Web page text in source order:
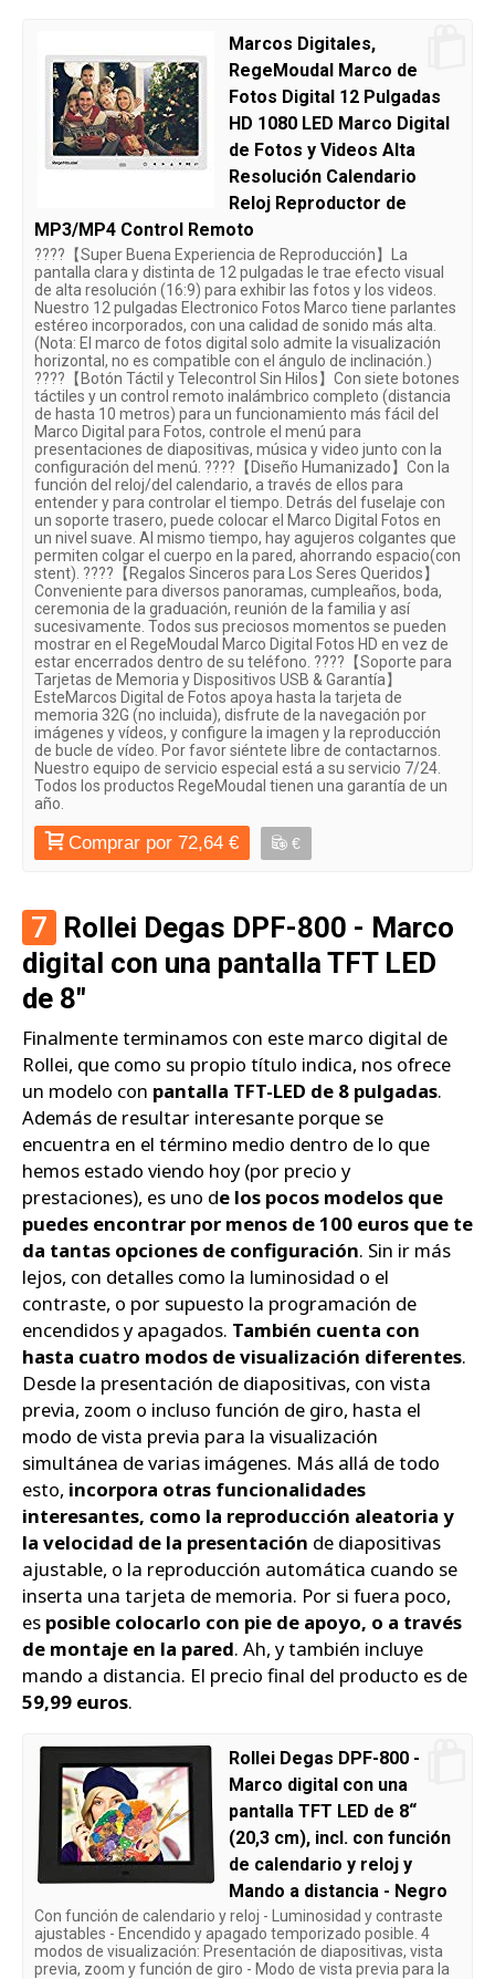
Marcos Digitales,
RegeMoudal Marco de
Fotos Digital 12 Pulgadas
HD 1080 LED Marco Digital
de Fotos y Videos Alta
Resolución Calendario
Reloj Reproductor de
MP3/MP4 Control Remoto
????【Super Buena Experiencia de Reproducción】La
pantalla clara y distinta de 12 pulgadas le trae efecto visual
de alta resolución (16:9) para exhibir las fotos y los videos.
Nuestro 12 pulgadas Electronico Fotos Marco tiene parlantes
estéreo incorporados, con una calidad de sonido más alta.
(Nota: El marco de fotos digital solo admite la visualización
horizontal, no es compatible con el ángulo de inclinación.)
????【Botón Táctil y Telecontrol Sin Hilos】Con siete botones
táctiles y un control remoto inalámbrico completo (distancia
de hasta 10 metros) para un funcionamiento más fácil del
Marco Digital para Fotos, controle el menú para
presentaciones de diapositivas, música y video junto con la
configuración del menú. ????【Diseño Humanizado】Con la
función del reloj/del calendario, a través de ellos para
entender y para controlar el tiempo. Detrás del fuselaje con
un soporte trasero, puede colocar el Marco Digital Fotos en
un nivel suave. Al mismo tiempo, hay agujeros colgantes que
permiten colgar el cuerpo en la pared, ahorrando espacio(con
stent). ????【Regalos Sinceros para Los Seres Queridos】
Conveniente para diversos panoramas, cumpleaños, boda,
ceremonia de la graduación, reunión de la familia y así
sucesivamente. Todos sus preciosos momentos se pueden
mostrar en el RegeMoudal Marco Digital Fotos HD en vez de
estar encerrados dentro de su teléfono. ????【Soporte para
Tarjetas de Memoria y Dispositivos USB & Garantía】
EsteMarcos Digital de Fotos apoya hasta la tarjeta de
memoria 32G (no incluida), disfrute de la navegación por
imágenes y vídeos, y configure la imagen y la reproducción
de bucle de vídeo. Por favor siéntete libre de contactarnos.
Nuestro equipo de servicio especial está a su servicio 7/24.
Todos los productos RegeMoudal tienen una garantía de un
año.
Comprar por 72,64 € €
7 Rollei Degas DPF-800 - Marco
digital con una pantalla TFT LED
de 8"
Finalmente terminamos con este marco digital de
Rollei, que como su propio título indica, nos ofrece
un modelo con pantalla TFT-LED de 8 pulgadas.
Además de resultar interesante porque se
encuentra en el término medio dentro de lo que
hemos estado viendo hoy (por precio y
prestaciones), es uno de los pocos modelos que
puedes encontrar por menos de 100 euros que te
da tantas opciones de configuración. Sin ir más
lejos, con detalles como la luminosidad o el
contraste, o por supuesto la programación de
encendidos y apagados. También cuenta con
hasta cuatro modos de visualización diferentes.
Desde la presentación de diapositivas, con vista
previa, zoom o incluso función de giro, hasta el
modo de vista previa para la visualización
simultánea de varias imágenes. Más allá de todo
esto, incorpora otras funcionalidades
interesantes, como la reproducción aleatoria y
la velocidad de la presentación de diapositivas
ajustable, o la reproducción automática cuando se
inserta una tarjeta de memoria. Por si fuera poco,
es posible colocarlo con pie de apoyo, o a través
de montaje en la pared. Ah, y también incluye
mando a distancia. El precio final del producto es de
59,99 euros.
Rollei Degas DPF-800 -
Marco digital con una
pantalla TFT LED de 8“
(20,3 cm), incl. con función
de calendario y reloj y
Mando a distancia - Negro
Con función de calendario y reloj - Luminosidad y contraste
ajustables - Encendido y apagado temporizado posible. 4
modos de visualización: Presentación de diapositivas, vista
previa, zoom y función de giro - Modo de vista previa para la